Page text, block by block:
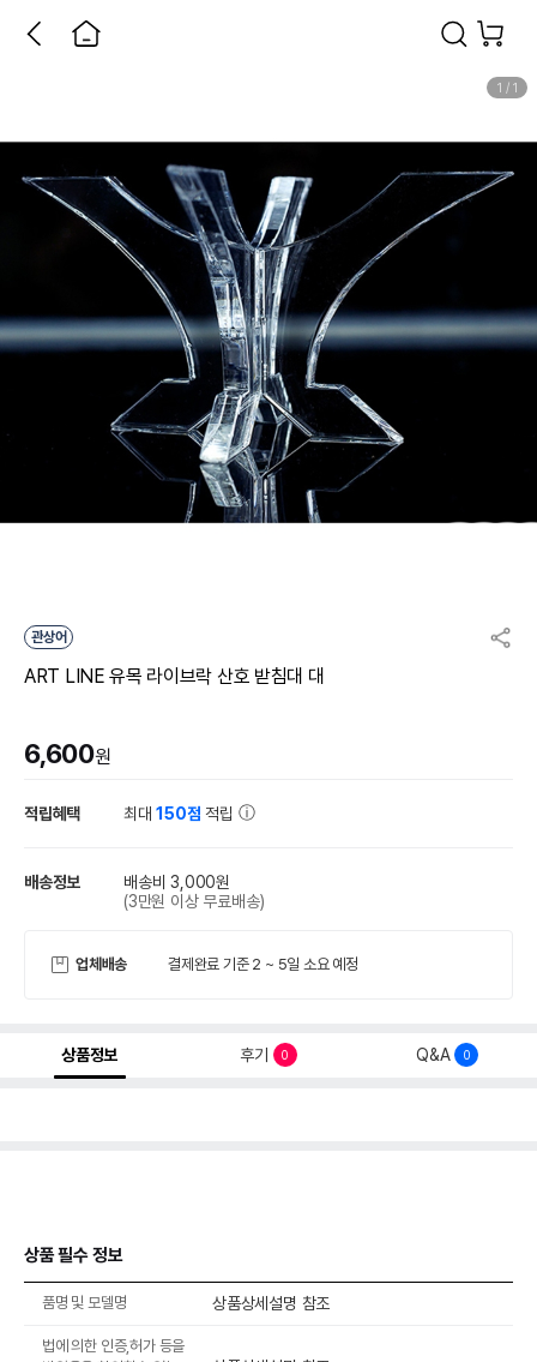
1 / 1
관상어
ART LINE 유목 라이브락 산호 받침대 대
6,600원
적립혜택 최대150점 적립
배송정보
배송비 3,000원
(3만원 이상 무료배송)
업체배송 결제완료 기준 2 ~ 5일 소요 예정
상품정보 후기 0 Q&A 0
상품 필수 정보
품명 및 모델명 상품상세설명 참조
법에 의한 인증,허가 등을